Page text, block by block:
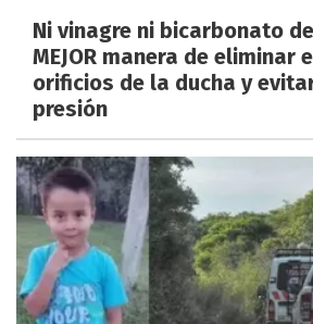
Ni vinagre ni bicarbonato
MEJOR manera de eliminar
orificios de la ducha y evitar
presión